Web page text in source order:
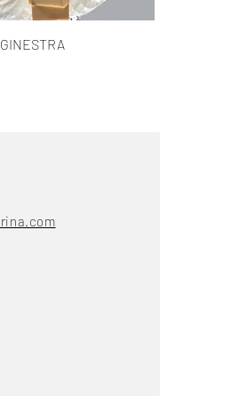
Aperçu rapide